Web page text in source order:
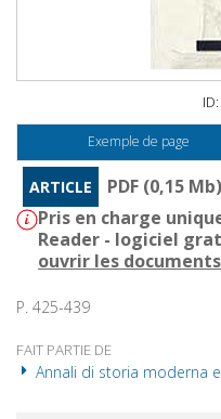
Exemple de page
ARTICLE
PDF (0,15 Mb)
Pris en charge
Reader - logiciel
ouvrir les documents
P. 425-439
FAIT PARTIE DE
Annali di storia moderna